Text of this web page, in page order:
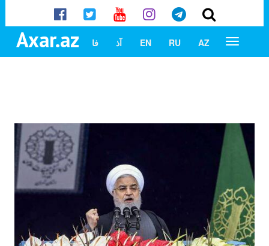
Axar.az AZ
RU
EN آذ فا